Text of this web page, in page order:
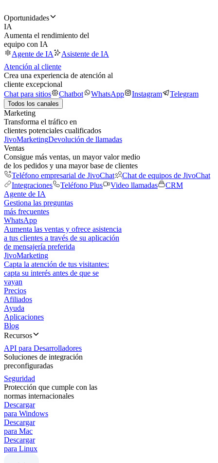
Oportunidades
IA
Aumenta el rendimiento del
equipo con IA
Agente de IA
Asistente de IA
Atención al cliente
Crea una experiencia de atención al
cliente excepcional
Chat para sitios
Chatbot WhatsApp Instagram Telegram
Todos los canales
Marketing
Transforma el tráfico en
clientes potenciales cualificados
JivoMarketingDevolución de llamadas
Ventas
Consigue más ventas, un mayor valor medio
de los pedidos y una mayor base de clientes
Teléfono empresarial de JivoChat
Chat de equipos de JivoChat
Integraciones
Teléfono Plus Video llamadas
CRM
Agente de IA
Gestiona las preguntas
más frecuentes
WhatsApp
Aumenta las ventas y ofrece asistencia
a tus clientes a través de su aplicación
de mensajería preferida
JivoMarketing
Capta la atención de tus visitantes:
capta su interés antes de que se
vayan
Precios
Afiliados
Ayuda
Aplicaciones
Blog
Recursos
API para Desarrolladores
Soluciones de integración
preconfiguradas
Seguridad
Protección que cumple con las
normas internacionales
Descargar
para Windows
Descargar
para Mac
Descargar
para Linux